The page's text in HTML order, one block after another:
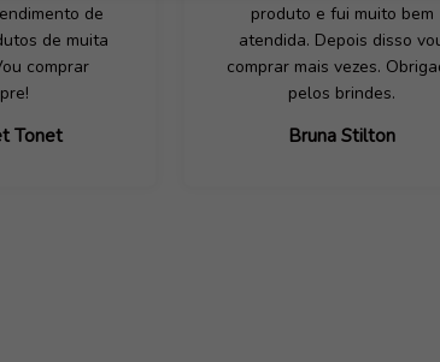
de
de muita
comprar
Tonet
produto e fui muito bem
atendida. Depois disso
comprar mais vezes.
pelos brindes.
Bruna Stilton